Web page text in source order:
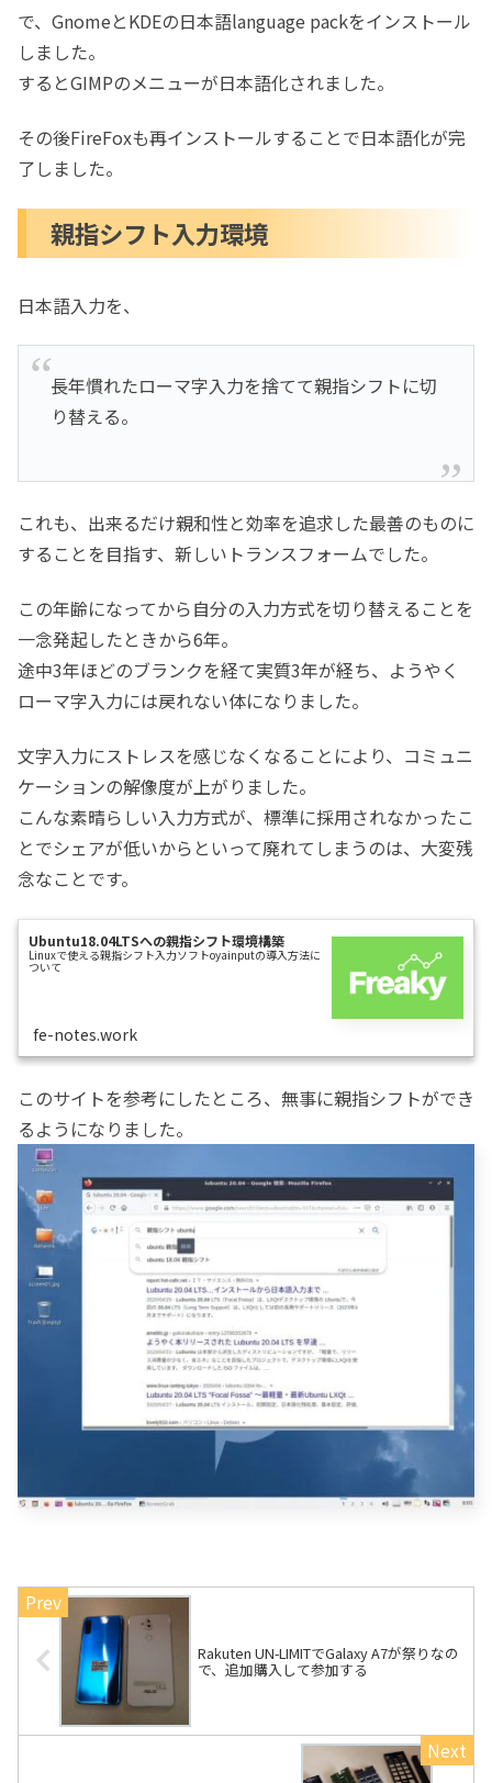
で、GnomeとKDEの日本語language packをインストール
しました。
するとGIMPのメニューが日本語化されました。
その後FireFoxも再インストールすることで日本語化が完
了しました。
親指シフト入力環境
日本語入力を、
長年慣れたローマ字入力を捨てて親指シフトに切
り替える。
これも、出来るだけ親和性と効率を追求した最善のものに
することを目指す、新しいトランスフォームでした。
この年齢になってから自分の入力方式を切り替えることを
一念発起したときから6年。
途中3年ほどのブランクを経て実質3年が経ち、ようやく
ローマ字入力には戻れない体になりました。
文字入力にストレスを感じなくなることにより、コミュニ
ケーションの解像度が上がりました。
こんな素晴らしい入力方式が、標準に採用されなかったこ
とでシェアが低いからといって廃れてしまうのは、大変残
念なことです。
Ubuntu18.04LTSへの親指シフト環境構築
Linuxで使える親指シフト入力ソフトoyainputの導入方法に
ついて
fe-notes.work
このサイトを参考にしたところ、無事に親指シフトができ
るようになりました。
Rakuten UN-LIMITでGalaxy A7が祭りなの
で、追加購入して参加する